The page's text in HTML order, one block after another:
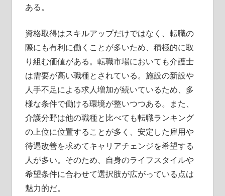
ある。
資格取得はスキルアップだけではなく、転職の
際にも有利に働くことが多いため、積極的に取
り組む価値がある。転職市場においても介護士
は需要が高い職種とされている。施設の新設や
人手不足による求人増加が続いているため、多
様な条件で働ける環境が整いつつある。また、
介護分野は他の職種と比べても転職ランキング
の上位に位置することが多く、安定した雇用や
待遇改善を求めてキャリアチェンジを希望する
人が多い。そのため、自身のライフスタイルや
希望条件に合わせて選択肢が広がっている点は
魅力的だ。